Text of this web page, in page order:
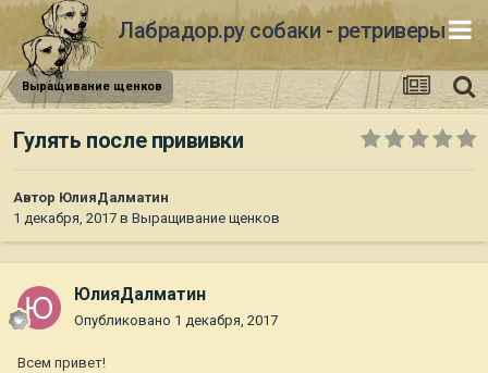
Лабрадор.ру собаки - ретриверы
Выращивание щенков
Гулять после прививки
Автор ЮлияДалматин
1 декабря, 2017 в Выращивание щенков
ЮлияДалматин
Опубликовано 1 декабря, 2017
Всем привет!